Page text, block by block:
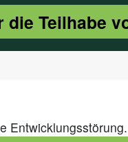
die Teilhabe
Entwicklungsstörung.